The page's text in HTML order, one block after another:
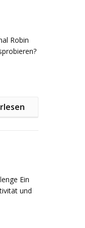
nur ihrem
Team-
Robin
und ein
Ein
und